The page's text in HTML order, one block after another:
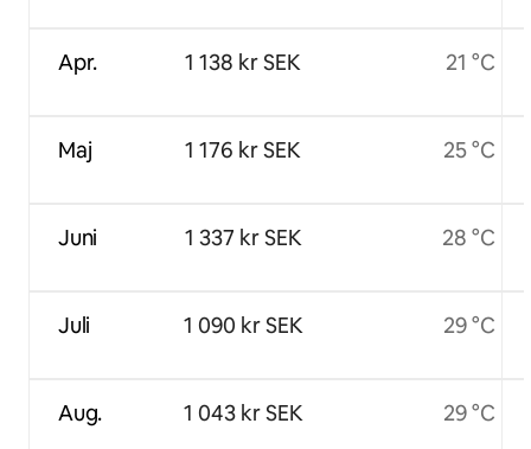
Apr.
Maj
Juni
Juli
Aug.
1 138 kr SEK
1 176 kr SEK
1 337 kr SEK
1 090 kr SEK
1 043 kr SEK
21 °C
25 °C
28 °C
29 °C
29 °C